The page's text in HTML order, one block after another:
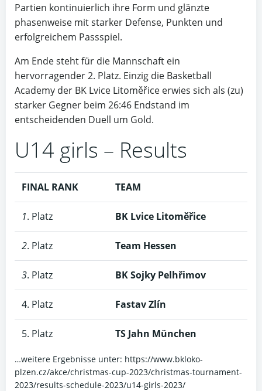
Partien kontinuierlich ihre Form und glänzte
phasenweise mit starker Defense, Punkten und
erfolgreichem Passspiel.
Am Ende steht für die Mannschaft ein
hervorragender 2. Platz. Einzig die Basketball
Academy der BK Lvice Litoměřice erwies sich als (zu)
starker Gegner beim 26:46 Endstand im
entscheidenden Duell um Gold.
U14 girls – Results
FINAL RANK TEAM
1. Platz BK Lvice Litoměřice
2. Platz Team Hessen
3. Platz BK Sojky Pelhřimov
4. Platz Fastav Zlín
5. Platz TS Jahn München
…weitere Ergebnisse unter: https://www.bkloko-
plzen.cz/akce/christmas-cup-2023/christmas-tournament-
2023/results-schedule-2023/u14-girls-2023/